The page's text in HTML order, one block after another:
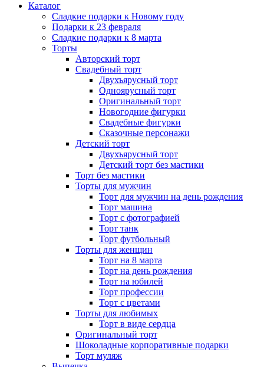
Каталог
Сладкие подарки к Новому году
Подарки к 23 февраля
Сладкие подарки к 8 марта
Торты
Авторский торт
Свадебный торт
Двухъярусный торт
Одноярусный торт
Оригинальный торт
Новогодние фигурки
Свадебные фигурки
Сказочные персонажи
Детский торт
Двухъярусный торт
Детский торт без мастики
Торт без мастики
Торты для мужчин
Торт для мужчин на день рождения
Торт машина
Торт с фотографией
Торт танк
Торт футбольный
Торты для женщин
Торт на 8 марта
Торт на день рождения
Торт на юбилей
Торт профессии
Торт с цветами
Торты для любимых
Торт в виде сердца
Оригинальный торт
Шоколадные корпоративные подарки
Торт муляж